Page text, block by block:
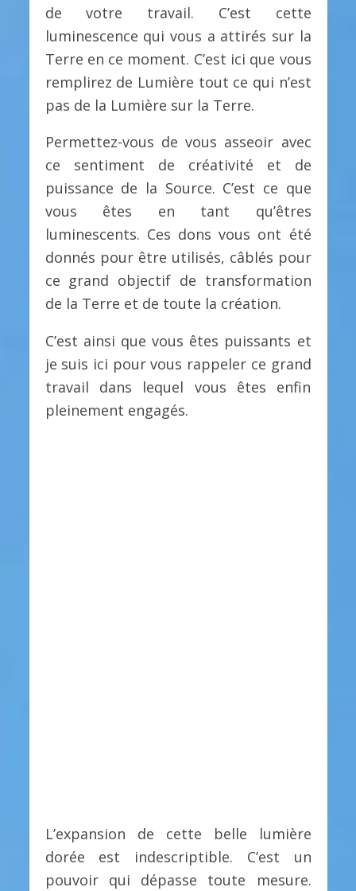
de votre travail. C’est cette
luminescence qui vous a attirés sur la
Terre en ce moment. C’est ici que vous
remplirez de Lumière tout ce qui n’est
pas de la Lumière sur la Terre.
Permettez-vous de vous asseoir avec
ce sentiment de créativité et de
puissance de la Source. C’est ce que
vous êtes en tant qu’êtres
luminescents. Ces dons vous ont été
donnés pour être utilisés, câblés pour
ce grand objectif de transformation
de la Terre et de toute la création.
C’est ainsi que vous êtes puissants et
je suis ici pour vous rappeler ce grand
travail dans lequel vous êtes enfin
pleinement engagés.
L’expansion de cette belle lumière
dorée est indescriptible. C’est un
pouvoir qui dépasse toute mesure.